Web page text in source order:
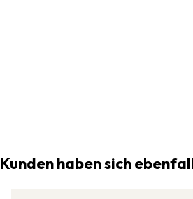
Kunden haben sich